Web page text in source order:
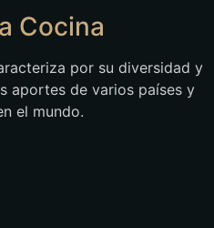
Cocina
por su diversidad y
aportes de varios países y
el mundo.